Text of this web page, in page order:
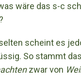
wäre das s-c
scheint es
So stammt
zwar von